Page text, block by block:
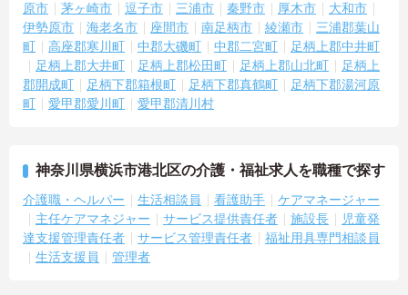
原市
茅ヶ崎市 逗子市 三浦市 秦野市 厚木市
大和市
伊勢原市
海老名市 座間市 南足柄市 綾瀬市
三浦郡葉山
町
高座郡寒川町 中郡大磯町 中郡二宮町
足柄上郡中井町
足柄上郡大井町
足柄上郡松田町 足柄上郡山北町
足柄上
郡開成町
足柄下郡箱根町 足柄下郡真鶴町
足柄下郡湯河原
町
愛甲郡愛川町 愛甲郡清川村
神奈川県横浜市港北区の介護・福祉求人を職種で探す
介護職・ヘルパー 生活相談員 看護助手
ケアマネージャー
主任ケアマネジャー
サービス提供責任者 施設長
児童発
達支援管理責任者
サービス管理責任者
福祉用具専門相談員
生活支援員
管理者